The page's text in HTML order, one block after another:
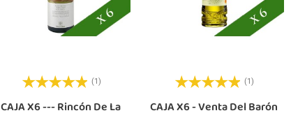
(1)
CAJA X6 --- Rincón De La
(1)
CAJA X6 - Venta Del Barón